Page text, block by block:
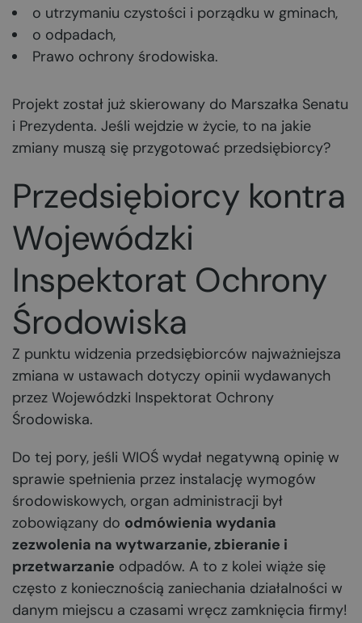
o utrzymaniu czystości i porządku w gminach,
o odpadach,
Prawo ochrony środowiska.
Projekt został już skierowany do Marszałka Senatu
i Prezydenta. Jeśli wejdzie w życie, to na jakie
zmiany muszą się przygotować przedsiębiorcy?
Przedsiębiorcy kontra
Wojewódzki
Inspektorat Ochrony
Środowiska
Z punktu widzenia przedsiębiorców najważniejsza
zmiana w ustawach dotyczy opinii wydawanych
przez Wojewódzki Inspektorat Ochrony
Środowiska.
Do tej pory, jeśli WIOŚ wydał negatywną opinię w
sprawie spełnienia przez instalację wymogów
środowiskowych, organ administracji był
zobowiązany do odmówienia wydania
zezwolenia na wytwarzanie, zbieranie i
przetwarzanie odpadów. A to z kolei wiąże się
często z koniecznością zaniechania działalności w
danym miejscu a czasami wręcz zamknięcia firmy!